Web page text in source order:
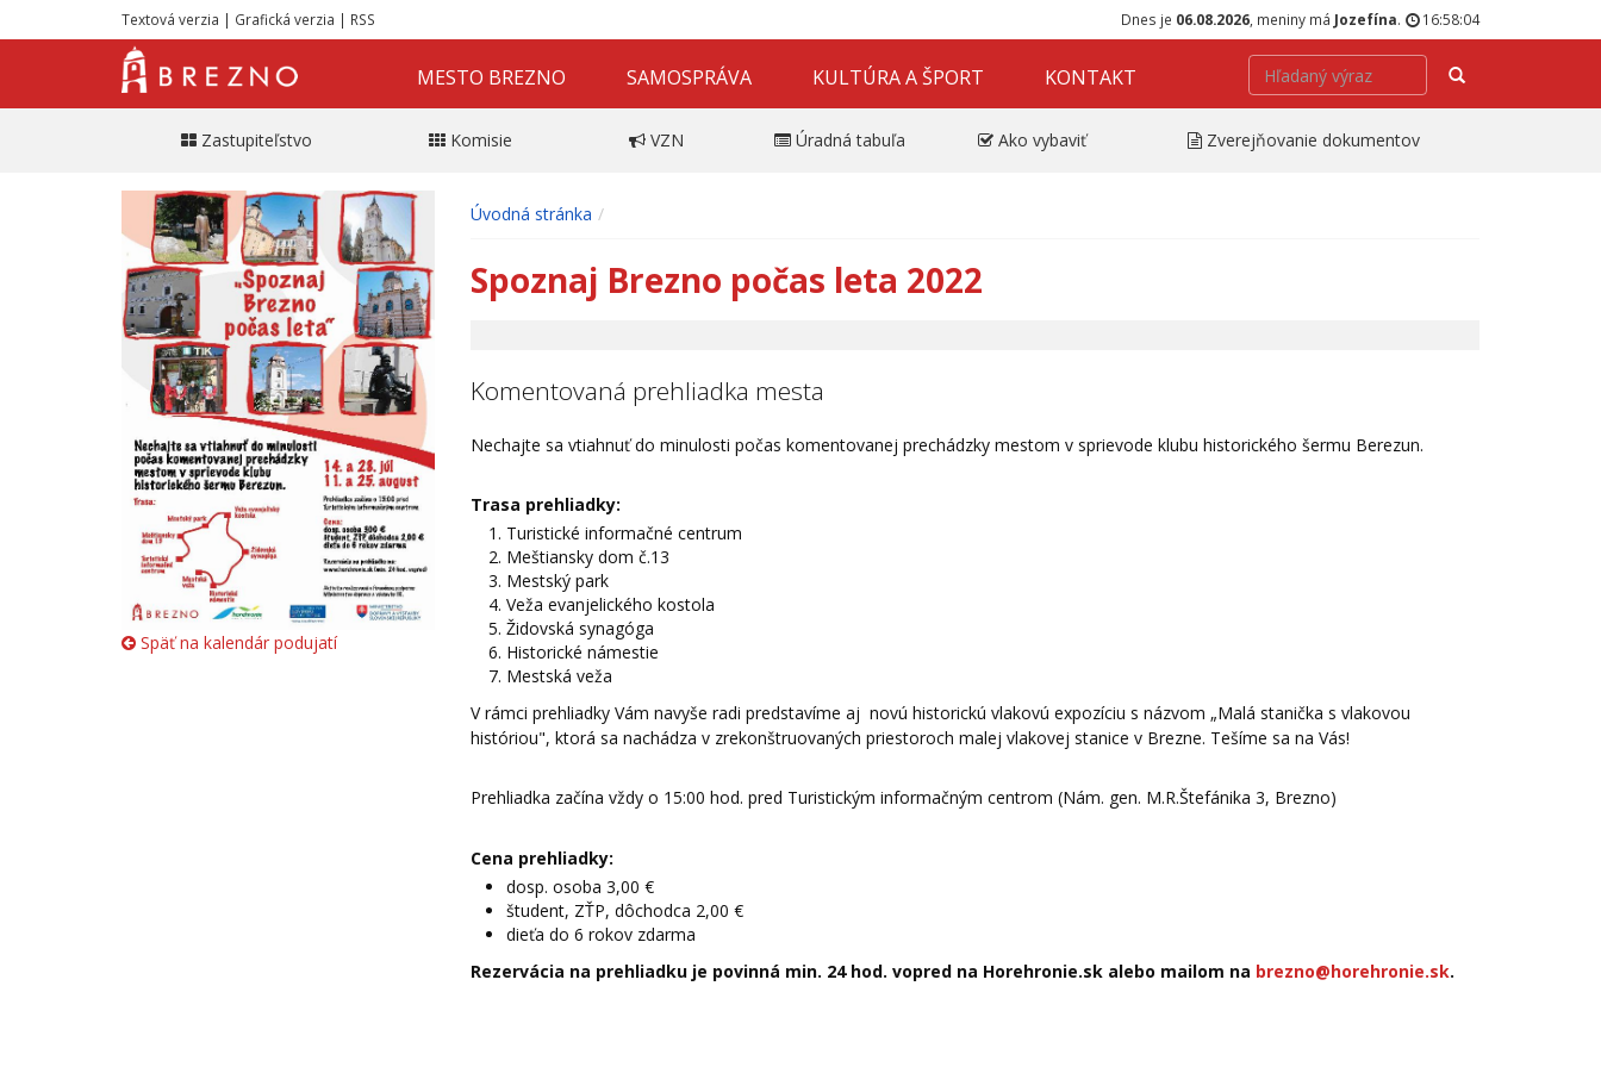
Textová verzia | Grafická verzia | RSS Dnes je 06.08.2026 , meniny má Jozefína. 16:58:04
MESTO BREZNO SAMOSPRÁVA KULTÚRA A ŠPORT KONTAKT Hľadať
Zastupiteľstvo Komisie VZN Úradná tabuľa Ako vybaviť Zverejňovanie dokumentov
Späť na kalendár podujatí
Úvodná stránka
Spoznaj Brezno počas leta 2022
Komentovaná prehliadka mesta
Nechajte sa vtiahnuť do minulosti počas komentovanej prechádzky mestom v sprievode klubu historického šermu Berezun.
Trasa prehliadky:
Turistické informačné centrum
Meštiansky dom č.13
Mestský park
Veža evanjelického kostola
Židovská synagóga
Historické námestie
Mestská veža
V rámci prehliadky Vám navyše radi predstavíme aj novú historickú vlakovú expozíciu s názvom „Malá stanička s vlakovou
históriou", ktorá sa nachádza v zrekonštruovaných priestoroch malej vlakovej stanice v Brezne. Tešíme sa na Vás!
Prehliadka začína vždy o 15:00 hod. pred Turistickým informačným centrom (Nám. gen. M.R.Štefánika 3, Brezno)
Cena prehliadky:
dosp. osoba 3,00 €
študent, ZŤP, dôchodca 2,00 €
dieťa do 6 rokov zdarma
Rezervácia na prehliadku je povinná min. 24 hod. vopred na Horehronie.sk alebo mailom na brezno@horehronie.sk.